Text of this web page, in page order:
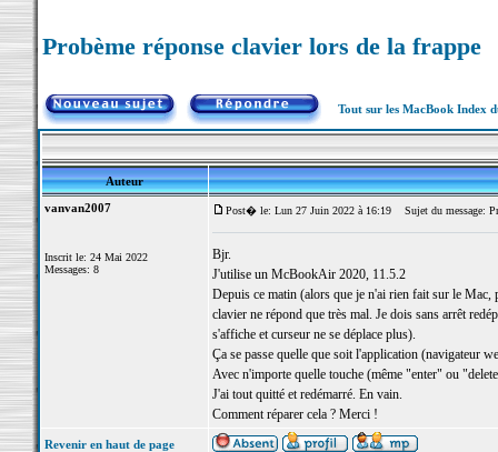
Probème réponse clavier lors de la frappe
Tout sur les MacBook Index
Auteur
vanvan2007
Inscrit le: 24 Mai 2022
Messages: 8
Post� le: Lun 27 Juin 2022 à 16:19 Sujet du message:
Bjr.
J'utilise un McBookAir 2020, 11.5.2
Depuis ce matin (alors que je n'ai rien fait sur le Mac,
clavier ne répond que très mal. Je dois sans arrêt
s'affiche et curseur ne se déplace plus).
Ça se passe quelle que soit l'application (navigateur
Avec n'importe quelle touche (même "enter" ou
J'ai tout quitté et redémarré. En vain.
Comment réparer cela ? Merci !
Revenir en haut de page